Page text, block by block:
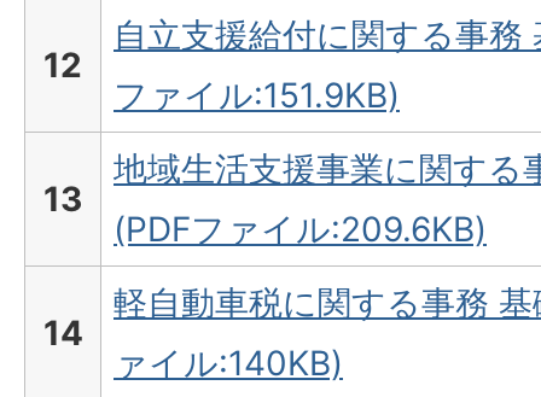
12
自立支援給付に関する事務
ファイル:151.9KB)
13
地域生活支援事業に関する
(PDFファイル:209.6KB)
14
軽自動車税に関する事務
ァイル:140KB)